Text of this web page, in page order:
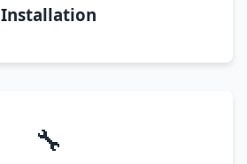
Installation
🔧